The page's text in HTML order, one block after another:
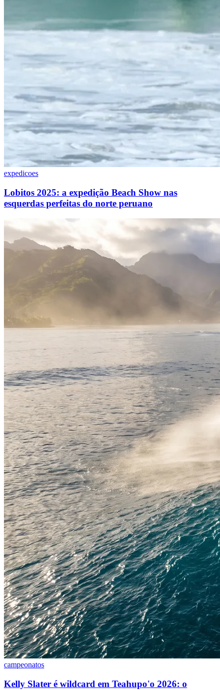
expedicoes
Lobitos 2025: a expedição Beach Show nas
esquerdas perfeitas do norte peruano
campeonatos
Kelly Slater é wildcard em Teahupo'o 2026: o